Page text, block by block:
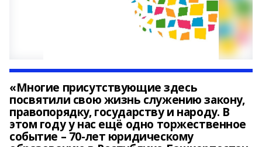
«Многие присутствующие здесь
посвятили свою жизнь служению закону,
правопорядку, государству и народу. В
этом году у нас ещё одно торжественное
событие – 70-лет юридическому